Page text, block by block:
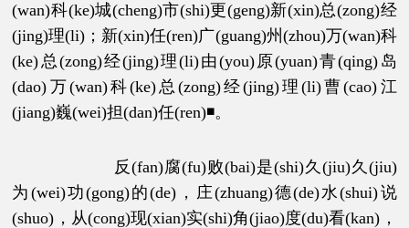
(wan)科(ke)城(cheng)市(shi)更(geng)新(xin)总(zong)经
(jing)理(li)；新(xin)任(ren)广(guang)州(zhou)万(wan)科
(ke)总(zong)经(jing)理(li)由(you)原(yuan)青(qing)岛
(dao)万(wan)科(ke)总(zong)经(jing)理(li)曹(cao)江
(jiang)巍(wei)担(dan)任(ren)◾。
反(fan)腐(fu)败(bai)是(shi)久(jiu)久(jiu)
为(wei)功(gong)的(de)，庄(zhuang)德(de)水(shui)说
(shuo)，从(cong)现(xian)实(shi)角(jiao)度(du)看(kan)，